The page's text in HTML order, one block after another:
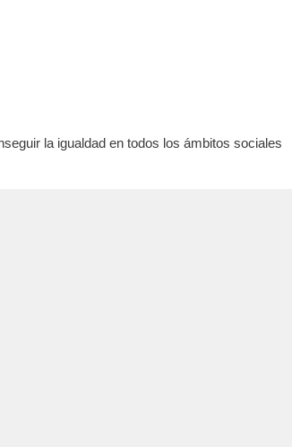
la igualdad en todos los ámbitos sociales